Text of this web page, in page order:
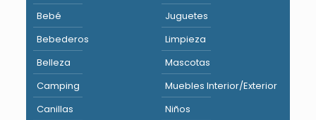
Bebé
Bebederos
Belleza
Camping
Canillas
Juguetes
Limpieza
Mascotas
Muebles Interior/Exterior
Niños